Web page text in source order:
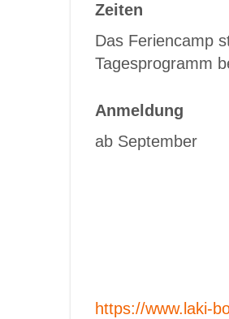
Zeiten
Das Feriencamp
Tagesprogramm
Anmeldung
ab September
https://www.laki-